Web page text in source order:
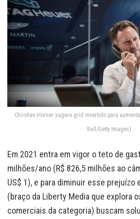
Christian Horner sugere grid invertido para
Bull/Getty Images)
Em 2021 entra em vigor o teto de
milhões/ano (R$ 826,5 milhões ao
US$ 1), e para diminuir esse prejuízo
(braço da Liberty Media que explora
comerciais da categoria) buscam